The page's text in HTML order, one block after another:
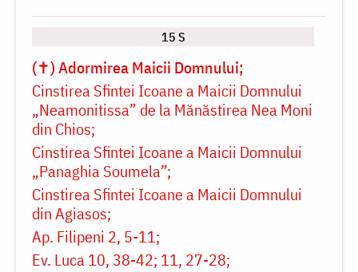
15 S
(✝) Adormirea Maicii Domnului
Cinstirea Sfintei Icoane a Maicii Domnului
„Neamonitissa” de la Mănăstirea Nea Moni
din Chios
Cinstirea Sfintei Icoane a Maicii Domnului
„Panaghia Soumela”
Cinstirea Sfintei Icoane a Maicii Domnului
din Agiasos
Ap. Filipeni 2, 5-11
Ev. Luca 10, 38-42; 11, 27-28